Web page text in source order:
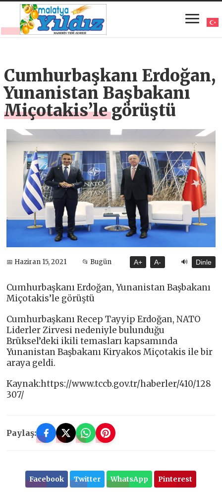
Cumhurbaşkanı Erdoğan,
Yunanistan Başbakanı
Miçotakis’le görüştü
📅 Haziran 15, 2021 📂 Bugün A+ A- 🔊 Dinle
Cumhurbaşkanı Erdoğan, Yunanistan Başbakanı
Miçotakis’le görüştü
Cumhurbaşkanı Recep Tayyip Erdoğan, NATO
Liderler Zirvesi nedeniyle bulunduğu
Brüksel’deki ikili temasları kapsamında
Yunanistan Başbakanı Kiryakos Miçotakis ile bir
araya geldi.
Kaynak:https://www.tccb.gov.tr/haberler/410/128
307/
Paylaş:
Facebook Twitter WhatsApp Pinterest